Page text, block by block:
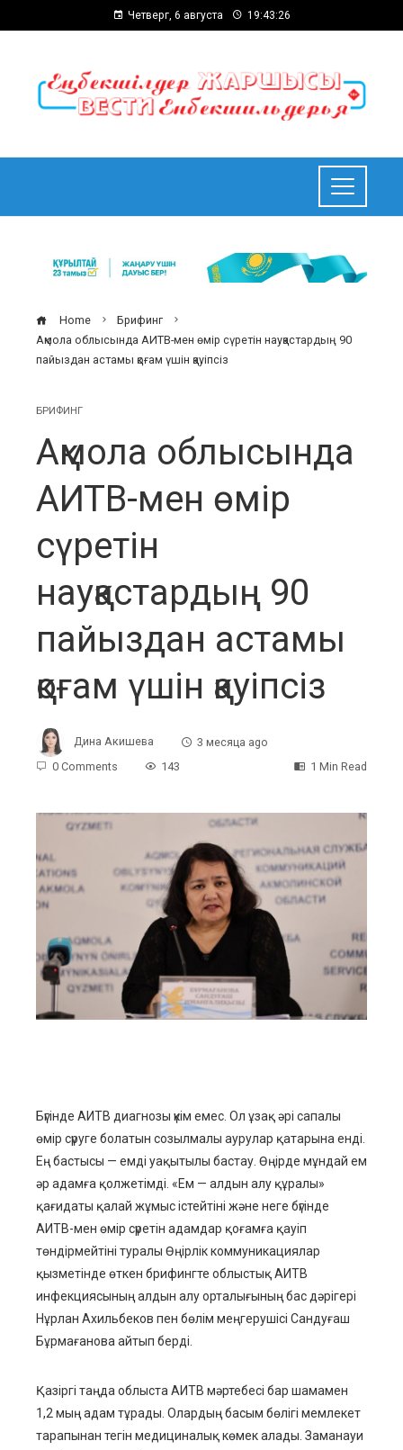
Четверг, 6 августа 19:43:27
Home
Брифинг
Ақмола облысында АИТВ-мен өмір сүретін науқастардың 90
пайыздан астамы қоғам үшін қауіпсіз
БРИФИНГ
Ақмола облысында
АИТВ-мен өмір
сүретін
науқастардың 90
пайыздан астамы
қоғам үшін қауіпсіз
Дина Акишева
3 месяца ago
0 Comments
143 1 Min Read
Бүгінде АИТВ диагнозы үкім емес. Ол ұзақ әрі сапалы
өмір сүруге болатын созылмалы аурулар қатарына енді.
Ең бастысы — емді уақытылы бастау. Өңірде мұндай ем
әр адамға қолжетімді. «Ем — алдын алу құралы»
қағидаты қалай жұмыс істейтіні және неге бүгінде
АИТВ-мен өмір сүретін адамдар қоғамға қауіп
төндірмейтіні туралы Өңірлік коммуникациялар
қызметінде өткен брифингте облыстық АИТВ
инфекциясының алдын алу орталығының бас дәрігері
Нұрлан Ахильбеков пен бөлім меңгерушісі Сандуғаш
Бұрмағанова айтып берді.
Қазіргі таңда облыста АИТВ мәртебесі бар шамамен
1,2 мың адам тұрады. Олардың басым бөлігі мемлекет
тарапынан тегін медициналық көмек алады. Заманауи